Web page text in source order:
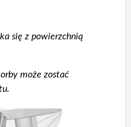
się z powierzchnią
może zostać